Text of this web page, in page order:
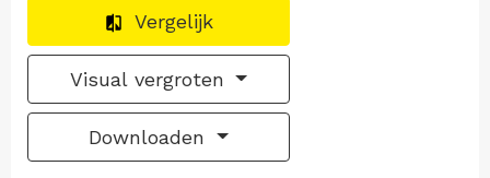
Vergelijk
Visual vergroten
Downloaden